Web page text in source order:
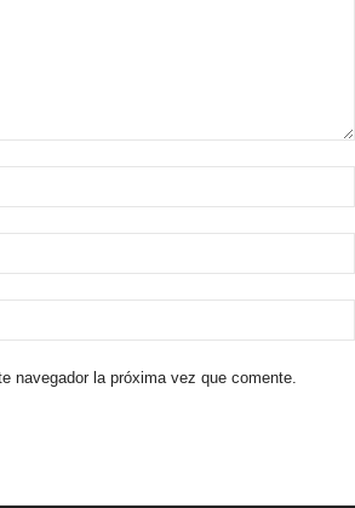
navegador la próxima vez que comente.